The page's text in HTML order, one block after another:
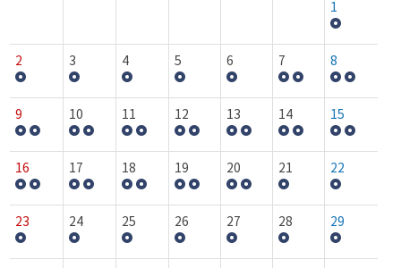
1
2 3 4 5 6 7 8
9 10 11 12 13 14 15
16 17 18 19 20 21 22
23 24 25 26 27 28 29